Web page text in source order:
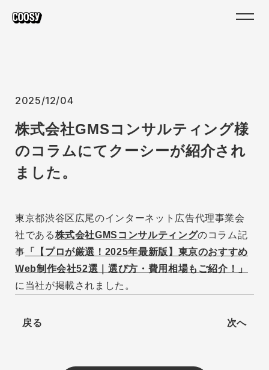
2025/12/04
株式会社GMSコンサルティング様
のコラムにてクーシーが紹介され
ました。
東京都渋谷区広尾のインターネット広告代理事業会
社である株式会社GMSコンサルティングのコラム記
事 「【プロが厳選！2025年最新版】東京のおすすめ
Web制作会社52選｜選び方・費用相場もご紹介！」
に当社が掲載されました。
戻る 次へ